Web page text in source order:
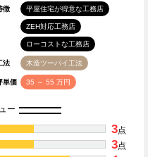
徴 平屋住宅が得意な工務店
ZEH対応工務店
ローコストな工務店
法 木造ツーバイ工法
単価 35 ～ 55 万円
ー
3点
3点